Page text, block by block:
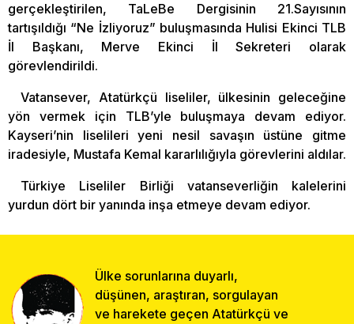
gerçekleştirilen, TaLeBe Dergisinin 21.Sayısının
tartışıldığı “Ne İzliyoruz” buluşmasında Hulisi Ekinci TLB
İl Başkanı, Merve Ekinci İl Sekreteri olarak
görevlendirildi.
Vatansever, Atatürkçü liseliler, ülkesinin geleceğine
yön vermek için TLB’yle buluşmaya devam ediyor.
Kayseri’nin liselileri yeni nesil savaşın üstüne gitme
iradesiyle, Mustafa Kemal kararlılığıyla görevlerini aldılar.
Türkiye Liseliler Birliği vatanseverliğin kalelerini
yurdun dört bir yanında inşa etmeye devam ediyor.
Ülke sorunlarına duyarlı,
düşünen, araştıran, sorgulayan
ve harekete geçen Atatürkçü ve